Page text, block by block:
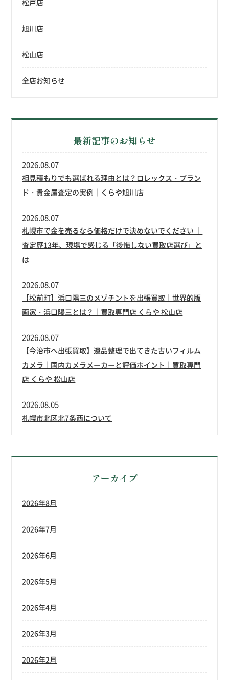
松戸店
旭川店
松山店
全店お知らせ
最新記事のお知らせ
相見積もりでも選ばれる理由とは？ロレックス・ブラン
ド・貴金属査定の実例｜くらや旭川店
2026.08.07
札幌市で金を売るなら価格だけで決めないでください ｜
査定歴13年、現場で感じる「後悔しない買取店選び」と
は
2026.08.07
【松前町】浜口陽三のメゾチントを出張買取｜世界的版
画家・浜口陽三とは？｜買取専門店 くらや 松山店
2026.08.07
【今治市へ出張買取】遺品整理で出てきた古いフィルム
カメラ｜国内カメラメーカーと評価ポイント｜買取専門
店 くらや 松山店
2026.08.07
札幌市北区北7条西について
2026.08.05
アーカイブ
2026年8月
2026年7月
2026年6月
2026年5月
2026年4月
2026年3月
2026年2月